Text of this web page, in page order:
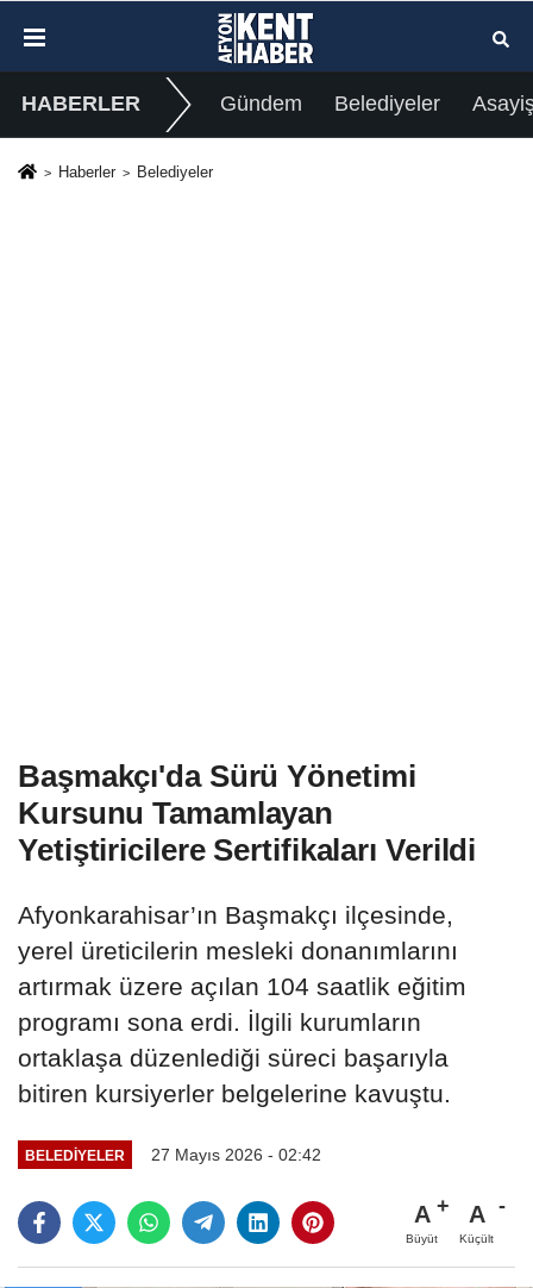
HABERLER Gündem Belediyeler
Haberler Belediyeler
Başmakçı'da Sürü Yönetimi
Kursunu Tamamlayan
Yetiştiricilere Sertifikaları Verildi
Afyonkarahisar’ın Başmakçı ilçesinde,
yerel üreticilerin mesleki donanımlarını
artırmak üzere açılan 104 saatlik eğitim
programı sona erdi. İlgili kurumların
ortaklaşa düzenlediği süreci başarıyla
bitiren kursiyerler belgelerine kavuştu.
BELEDIYELER 27 Mayıs 2026 - 02:42
A
Büyüt
A
Küçült